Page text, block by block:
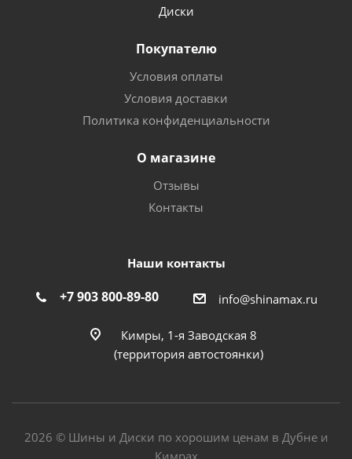
Диски
Покупателю
Условия оплаты
Условия доставки
Политика конфиденциальности
О магазине
Отзывы
Контакты
Наши контакты
+7 903 800-89-80 info@shinamax.ru
Кимры, 1-я Заводская 8
(территория автостоянки)
2026 © Шины и Диски по хорошим ценам в Дубне и
Кимрах